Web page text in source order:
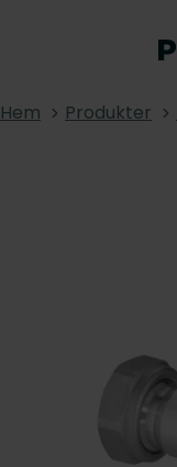
Hem Produkter